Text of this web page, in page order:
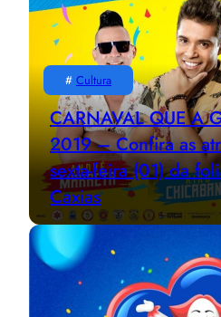
# Cultura
CARNAVAL QUE A
2019 – Confira as
sexta-feira (01) da
Caxias